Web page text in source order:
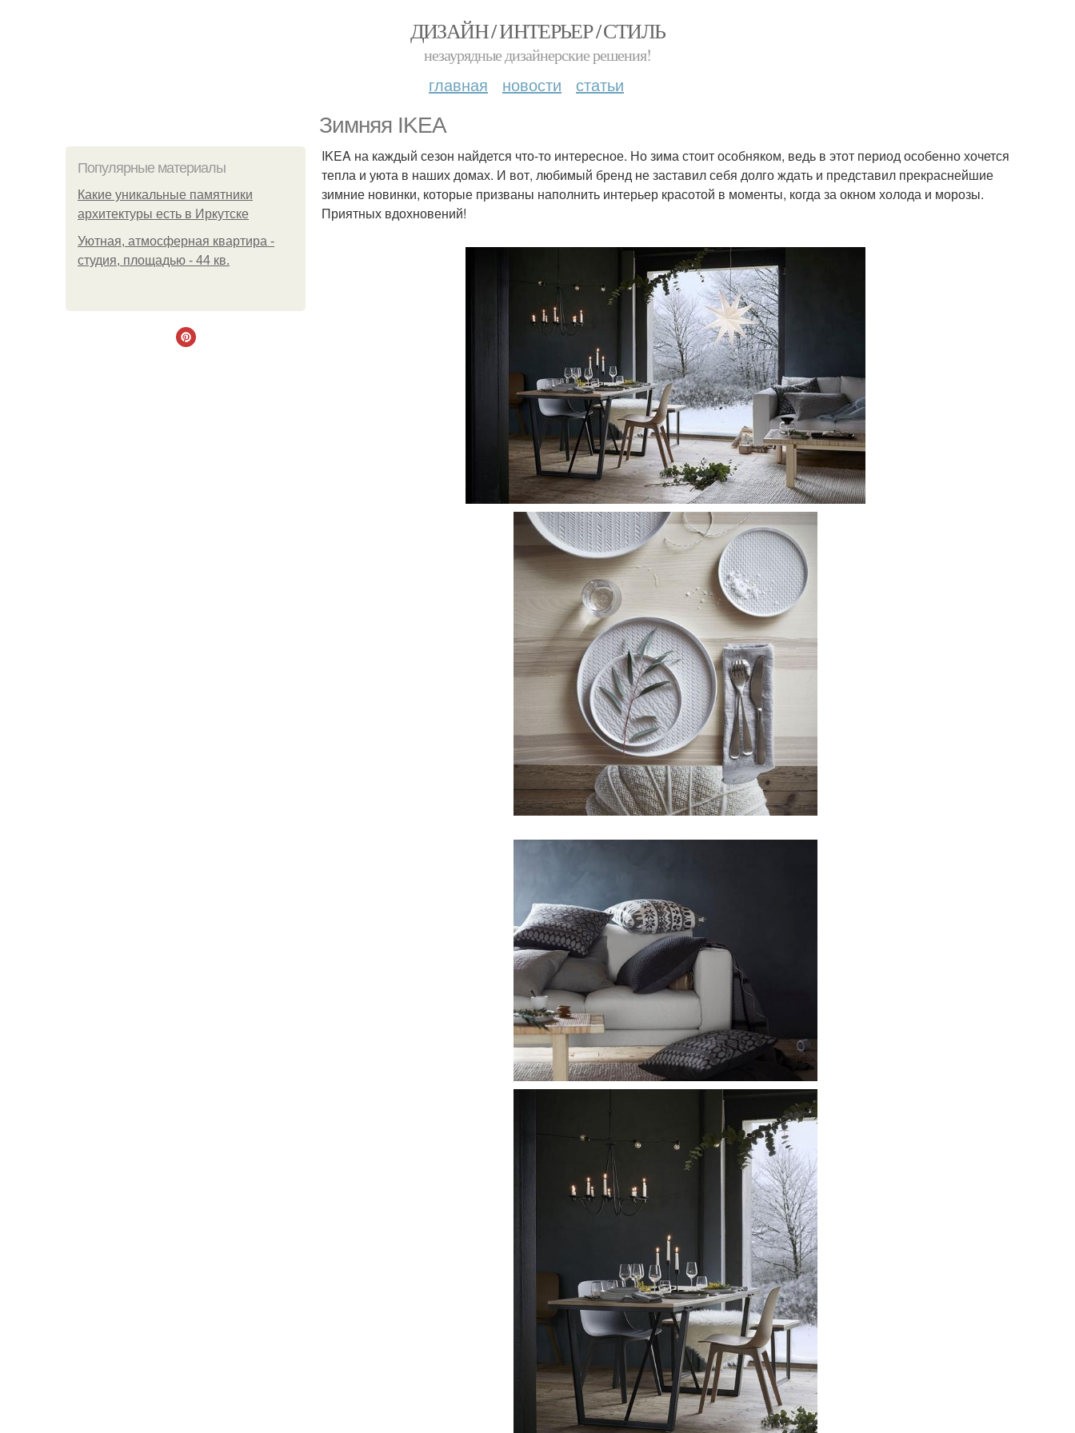
ДИЗАЙН / ИНТЕРЬЕР / СТИЛЬ
незаурядные дизайнерские решения!
главная новости статьи
Зимняя IKEA
Популярные материалы
Какие уникальные памятники
архитектуры есть в Иркутске
Уютная, атмосферная квартира -
студия, площадью - 44 кв.
IKEA на каждый сезон найдется что-то интересное. Но зима стоит особняком, ведь в этот период особенно хочется
тепла и уюта в наших домах. И вот, любимый бренд не заставил себя долго ждать и представил прекраснейшие
зимние новинки, которые призваны наполнить интерьер красотой в моменты, когда за окном холода и морозы.
Приятных вдохновений!